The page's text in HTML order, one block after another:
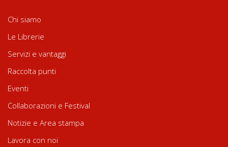
Chi siamo
Le Librerie
Servizi e vantaggi
Raccolta punti
Eventi
Collaborazioni e Festival
Notizie e Area stampa
Lavora con noi